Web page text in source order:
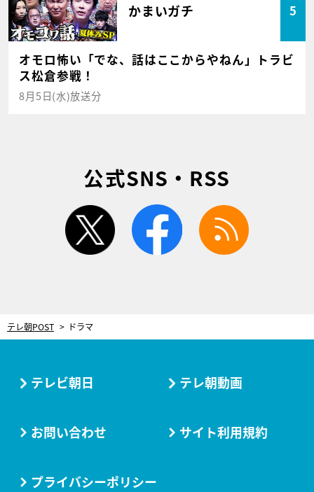
かまいガチ 5
オモロ怖い「でな、話はここからやねん」トラビ
ス松倉参戦！
8月5日(水)放送分
公式SNS・RSS
twitter facebook
テレ朝POST ドラマ
テレビ朝日 テレ朝動画
お問い合わせ サイト利用規約
プライバシーポリシー